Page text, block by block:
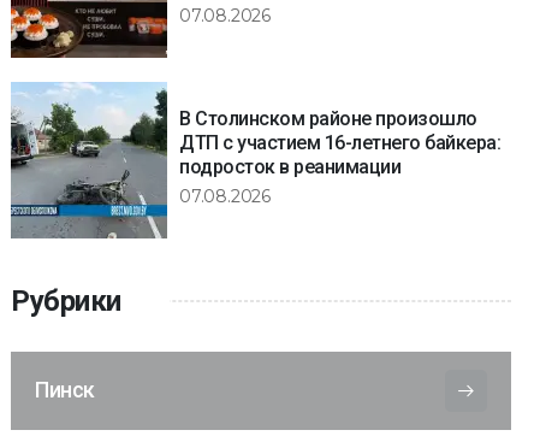
07.08.2026
В Столинском районе произошло
ДТП с участием 16-летнего байкера:
подросток в реанимации
07.08.2026
Рубрики
Пинск